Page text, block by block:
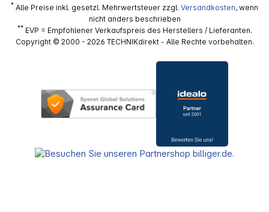
* Alle Preise inkl. gesetzl. Mehrwertsteuer zzgl. Versandkosten, wenn
nicht anders beschrieben
**EVP = Empfohlener Verkaufspreis des Herstellers / Lieferanten.
Copyright © 2000 - 2026 TECHNIKdirekt - Alle Rechte vorbehalten.